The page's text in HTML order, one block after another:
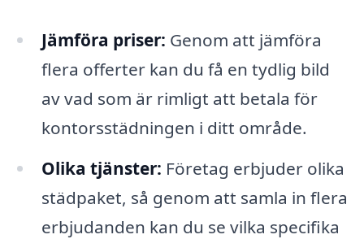
Jämföra priser: Genom att jämföra
flera offerter kan du få en tydlig bild
av vad som är rimligt att betala för
kontorsstädningen i ditt område.
Olika tjänster: Företag erbjuder olika
städpaket, så genom att samla in flera
erbjudanden kan du se vilka specifika